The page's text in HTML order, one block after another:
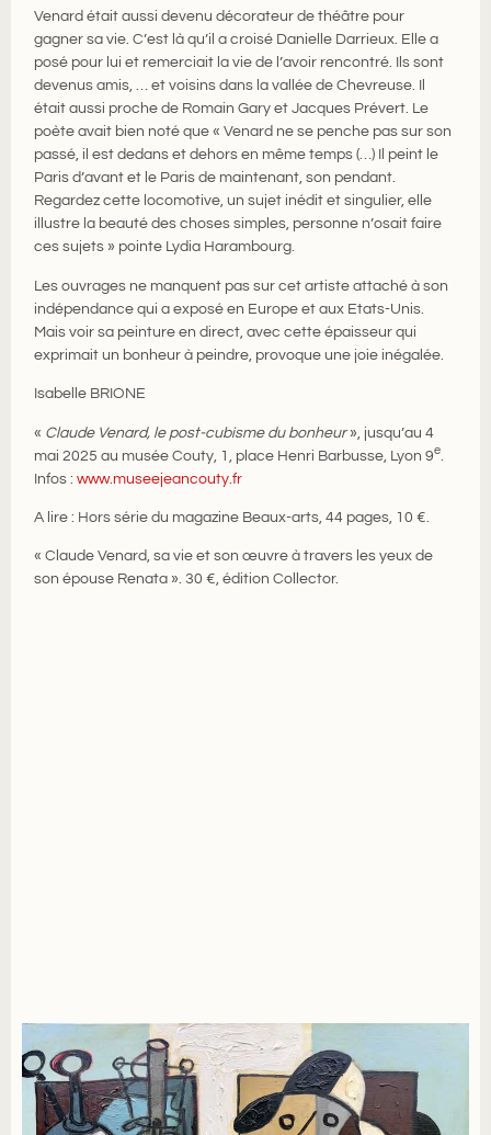
Venard était aussi devenu décorateur de théâtre pour
gagner sa vie. C’est là qu’il a croisé Danielle Darrieux. Elle a
posé pour lui et remerciait la vie de l’avoir rencontré. Ils sont
devenus amis, … et voisins dans la vallée de Chevreuse. Il
était aussi proche de Romain Gary et Jacques Prévert. Le
poète avait bien noté que « Venard ne se penche pas sur son
passé, il est dedans et dehors en même temps (…) Il peint le
Paris d’avant et le Paris de maintenant, son pendant.
Regardez cette locomotive, un sujet inédit et singulier, elle
illustre la beauté des choses simples, personne n’osait faire
ces sujets » pointe Lydia Harambourg.
Les ouvrages ne manquent pas sur cet artiste attaché à son
indépendance qui a exposé en Europe et aux Etats-Unis.
Mais voir sa peinture en direct, avec cette épaisseur qui
exprimait un bonheur à peindre, provoque une joie inégalée.
Isabelle BRIONE
« Claude Venard, le post-cubisme du bonheur», jusqu’au 4
mai 2025 au musée Couty, 1, place Henri Barbusse, Lyon 9e
Infos :www.museejeancouty.fr
A lire : Hors série du magazine Beaux-arts, 44 pages, 10 €.
« Claude Venard, sa vie et son œuvre à travers les yeux de
son épouse Renata ». 30 €, édition Collector.